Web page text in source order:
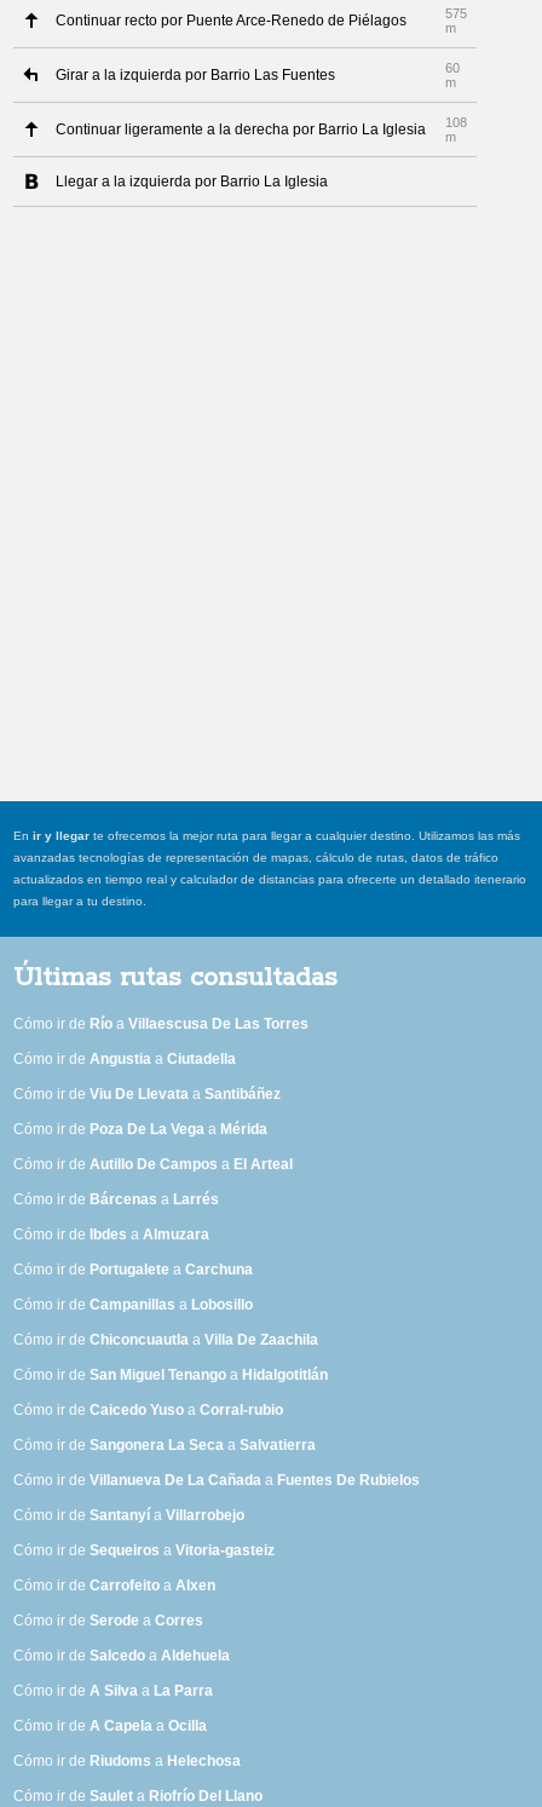
Continuar recto por Puente Arce-Renedo de Piélagos
575
m
Girar a la izquierda por Barrio Las Fuentes
60
m
Continuar ligeramente a la derecha por Barrio La Iglesia
108
m
Llegar a la izquierda por Barrio La Iglesia
Enir y llegar te ofrecemos la mejor ruta para llegar a cualquier destino. Utilizamos las más
avanzadas tecnologías de representación de mapas, cálculo de rutas, datos de tráfico
actualizados en tiempo real y calculador de distancias para ofrecerte un detallado itenerario
para llegar a tu destino.
Últimas rutas consultadas
Cómo ir de Río aVillaescusa De Las Torres
Cómo ir deAngustia aCiutadella
Cómo ir deViu De Llevata aSantibáñez
Cómo ir de Poza De La Vega a Mérida
Cómo ir deAutillo De Campos a El Arteal
Cómo ir de Bárcenas a Larrés
Cómo ir de Ibdes aAlmuzara
Cómo ir de Portugalete aCarchuna
Cómo ir deCampanillas a Lobosillo
Cómo ir deChiconcuautla aVilla De Zaachila
Cómo ir deSan Miguel Tenango a Hidalgotitlán
Cómo ir deCaicedo Yuso aCorral-rubio
Cómo ir deSangonera La Seca aSalvatierra
Cómo ir deVillanueva De La Cañada a Fuentes De Rubielos
Cómo ir deSantanyí aVillarrobejo
Cómo ir deSequeiros aVitoria-gasteiz
Cómo ir deCarrofeito aAlxen
Cómo ir deSerode aCorres
Cómo ir deSalcedo aAldehuela
Cómo ir deA Silva a La Parra
Cómo ir deA Capela aOcilla
Cómo ir de Riudoms a Helechosa
Cómo ir deSaulet a Riofrío Del Llano